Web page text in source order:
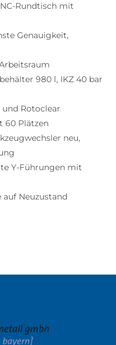
Rundtisch mit
Genauigkeit,
980 l, IKZ 40 bar
Rotoclear
60 Plätzen
neu,
Y-Führungen mit
Neuzustand